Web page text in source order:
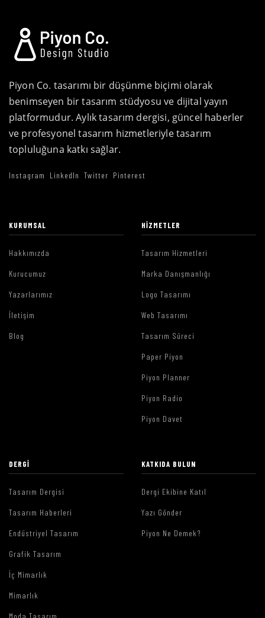
Piyon Co. tasarımı bir düşünme biçimi olarak
benimseyen bir tasarım stüdyosu ve dijital yayın
platformudur. Aylık tasarım dergisi, güncel haberler
ve profesyonel tasarım hizmetleriyle tasarım
topluluğuna katkı sağlar.
Instagram LinkedIn Twitter Pinterest
KURUMSAL
Hakkımızda
Kurucumuz
Yazarlarımız
İletişim
Blog
HIZMETLER
Tasarım Hizmetleri
Marka Danışmanlığı
Logo Tasarımı
Web Tasarımı
Tasarım Süreci
Paper Piyon
Piyon Planner
Piyon Radio
Piyon Davet
DERGI
Tasarım Dergisi
Tasarım Haberleri
Endüstriyel Tasarım
Grafik Tasarım
İç Mimarlık
Mimarlık
Moda Tasarım
KATKIDA BULUN
Dergi Ekibine Katıl
Yazı Gönder
Piyon Ne Demek?